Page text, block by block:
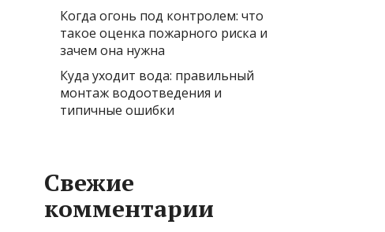
Когда огонь под контролем: что
такое оценка пожарного риска и
зачем она нужна
Куда уходит вода: правильный
монтаж водоотведения и
типичные ошибки
Свежие
комментарии